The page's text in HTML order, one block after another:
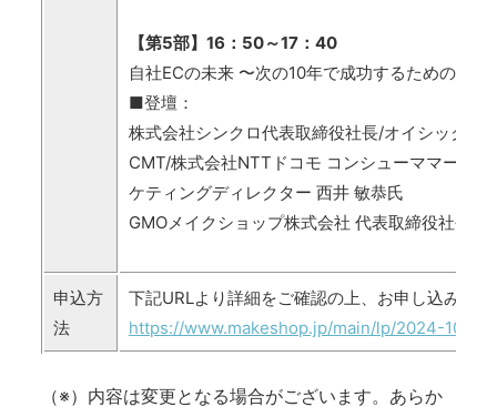
【第5部】16：50～17：40
自社ECの未来 〜次の10年で成功するための戦略
■登壇：
株式会社シンクロ代表取締役社長/オイシックス
CMT/株式会社NTTドコモ コンシューママーケ
ケティングディレクター 西井 敏恭氏
GMOメイクショップ株式会社 代表取締役社長
申込方
法
下記URLより詳細をご確認の上、お申し込みく
https://www.makeshop.jp/main/lp/2024-10-
（※）内容は変更となる場合がございます。あらか